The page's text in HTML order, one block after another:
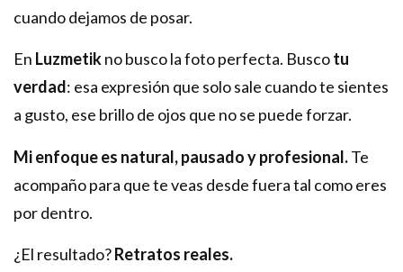
cuando dejamos de posar.
En Luzmetikno busco la foto perfecta. Buscotu
verdad: esa expresión que solo sale cuando te sientes
a gusto, ese brillo de ojos que no se puede forzar.
Mi enfoque es natural, pausado y profesional.Te
acompaño para que te veas desde fuera tal como eres
por dentro.
¿El resultado?Retratos reales.